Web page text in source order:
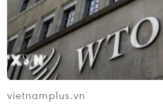
THỦY
Sở hữu trí tuệ
RSS
vietnamplus.vn